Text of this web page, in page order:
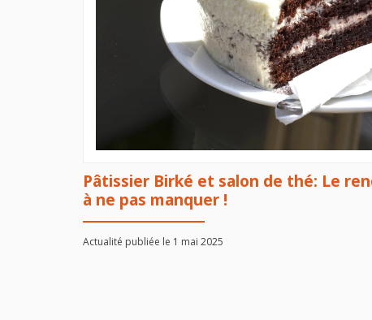
Pâtissier Birké et salon de thé: Le
à ne pas manquer !
Actualité publiée le 1 mai 2025